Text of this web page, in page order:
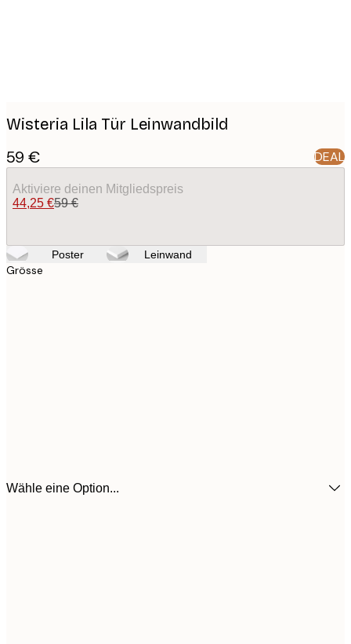
Wisteria Lila Tür Leinwandbild
59 € DEAL
Aktiviere deinen Mitgliedspreis
44,25 €59 €
Poster Leinwand
Grösse
Wähle eine Option...